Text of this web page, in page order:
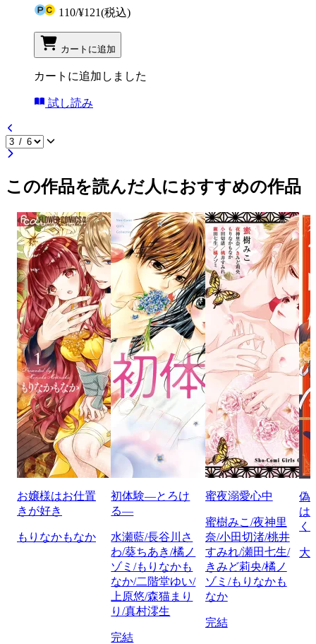
110/¥121(税込)
カートに追加
カートに追加しました
試し読み
この作品を読んだ人におすすめの作品
お嬢様はお仕置
きが好き
もりなかもなか
初体験―とろけ
る―
水瀬藍/長谷川さ
わ/葵ちあき/橘ノ
ゾミ/もりなかも
なか/二階堂ゆい/
上原悠/森猫まり
り/真村澪生
完結
蜜夜溺愛心中
蜜樹みこ/夜神里
奈/小田切渚/桃井
すみれ/瀬田七生/
きみど莉央/橘ノ
ゾミ/もりなかも
なか
完結
偽
は
く
大